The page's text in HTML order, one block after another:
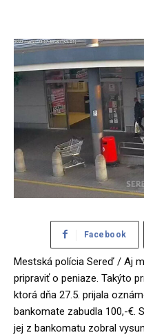
Facebook
Mestská polícia Sereď / Aj
pripraviť o peniaze. Takýto
ktorá dňa 27.5. prijala
bankomate zabudla 100,-€.
jej z bankomatu zobral